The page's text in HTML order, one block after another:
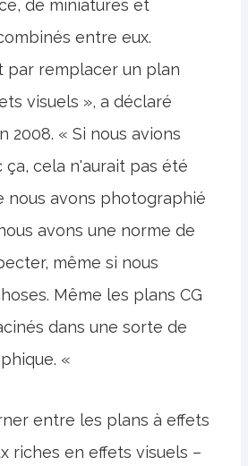
de miniatures et
entre eux.
par remplacer un plan
visuels », a déclaré
2008. « Si nous avions
cela n'aurait pas été
nous avons photographié
avons une norme de
même si nous
Même les plans CG
dans une sorte de
«
entre les plans à effets
riches en effets visuels –